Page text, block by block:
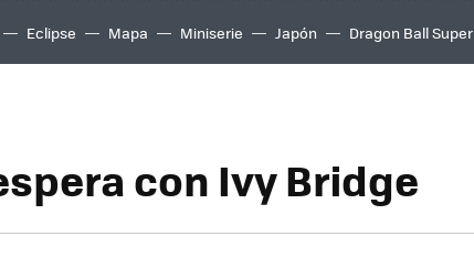
Eclipse Mapa Miniserie Japón Dragon Ball Super
con Ivy Bridge